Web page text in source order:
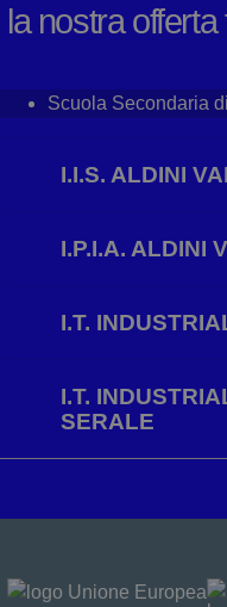
la nostra
Scuola Secondaria
I.I.S. ALDINI
I.P.I.A. ALDINI
I.T.
I.T.
SERALE